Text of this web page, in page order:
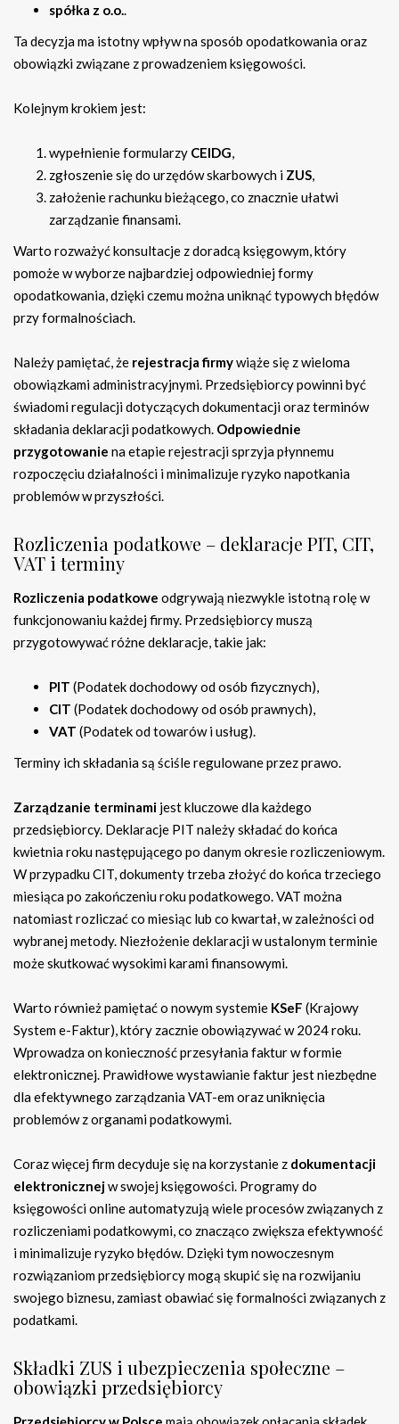
spółka z o.o..
Ta decyzja ma istotny wpływ na sposób opodatkowania oraz
obowiązki związane z prowadzeniem księgowości.
Kolejnym krokiem jest:
wypełnienie formularzy CEIDG,
zgłoszenie się do urzędów skarbowych i ZUS,
założenie rachunku bieżącego, co znacznie ułatwi
zarządzanie finansami.
Warto rozważyć konsultacje z doradcą księgowym, który
pomoże w wyborze najbardziej odpowiedniej formy
opodatkowania, dzięki czemu można uniknąć typowych błędów
przy formalnościach.
Należy pamiętać, że rejestracja firmywiąże się z wieloma
obowiązkami administracyjnymi. Przedsiębiorcy powinni być
świadomi regulacji dotyczących dokumentacji oraz terminów
składania deklaracji podatkowych. Odpowiednie
przygotowanie na etapie rejestracji sprzyja płynnemu
rozpoczęciu działalności i minimalizuje ryzyko napotkania
problemów w przyszłości.
Rozliczenia podatkowe – deklaracje PIT, CIT,
VAT i terminy
Rozliczenia podatkowe odgrywają niezwykle istotną rolę w
funkcjonowaniu każdej firmy. Przedsiębiorcy muszą
przygotowywać różne deklaracje, takie jak:
PIT (Podatek dochodowy od osób fizycznych),
CIT (Podatek dochodowy od osób prawnych),
VAT (Podatek od towarów i usług).
Terminy ich składania są ściśle regulowane przez prawo.
Zarządzanie terminami jest kluczowe dla każdego
przedsiębiorcy. Deklaracje PIT należy składać do końca
kwietnia roku następującego po danym okresie rozliczeniowym.
W przypadku CIT, dokumenty trzeba złożyć do końca trzeciego
miesiąca po zakończeniu roku podatkowego. VAT można
natomiast rozliczać co miesiąc lub co kwartał, w zależności od
wybranej metody. Niezłożenie deklaracji w ustalonym terminie
może skutkować wysokimi karami finansowymi.
Warto również pamiętać o nowym systemie KSeF (Krajowy
System e-Faktur), który zacznie obowiązywać w 2024 roku.
Wprowadza on konieczność przesyłania faktur w formie
elektronicznej. Prawidłowe wystawianie faktur jest niezbędne
dla efektywnego zarządzania VAT-em oraz uniknięcia
problemów z organami podatkowymi.
Coraz więcej firm decyduje się na korzystanie z dokumentacji
elektronicznejw swojej księgowości. Programy do
księgowości online automatyzują wiele procesów związanych z
rozliczeniami podatkowymi, co znacząco zwiększa efektywność
i minimalizuje ryzyko błędów. Dzięki tym nowoczesnym
rozwiązaniom przedsiębiorcy mogą skupić się na rozwijaniu
swojego biznesu, zamiast obawiać się formalności związanych z
podatkami.
Składki ZUS i ubezpieczenia społeczne –
obowiązki przedsiębiorcy